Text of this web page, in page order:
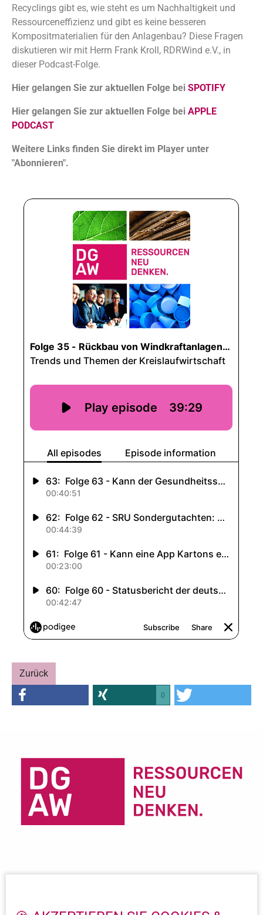
Recyclings gibt es, wie steht es um Nachhaltigkeit und
Ressourceneffizienz und gibt es keine besseren
Kompositmaterialien für den Anlagenbau? Diese Fragen
diskutieren wir mit Herrn Frank Kroll, RDRWind e.V., in
dieser Podcast-Folge.
Hier gelangen Sie zur aktuellen Folge bei SPOTIFY
Hier gelangen Sie zur aktuellen Folge bei APPLE
PODCAST
Weitere Links finden Sie direkt im Player unter
"Abonnieren".
Zurück
0
Wichtige Links